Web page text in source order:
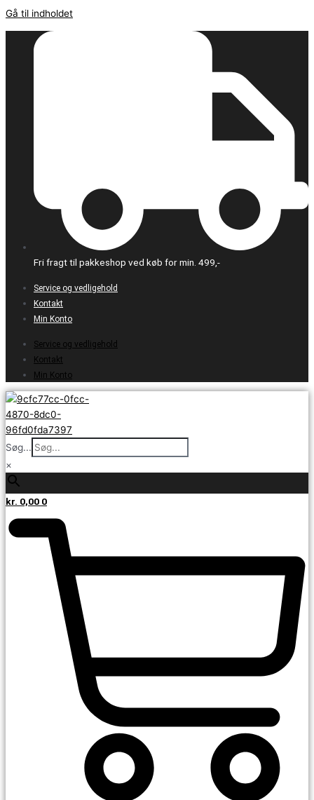
Gå til indholdet
Fri fragt til pakkeshop ved køb for min. 499,-
Service og vedligehold
Kontakt
Min Konto
Service og vedligehold
Kontakt
Min Konto
Søg...
×
kr. 0,00 0